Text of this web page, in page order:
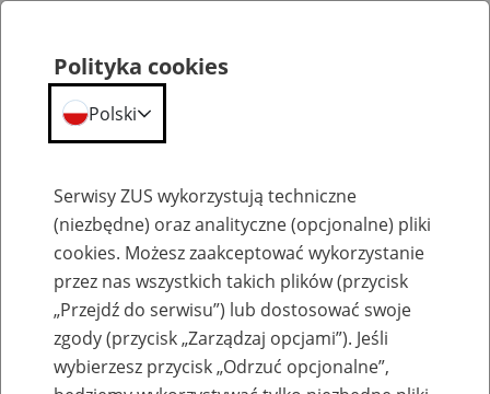
Szkolenia
Polityka cookies
Polski
Serwisy ZUS wykorzystują techniczne
(niezbędne) oraz analityczne (opcjonalne) pliki
cookies. Możesz zaakceptować wykorzystanie
przez nas wszystkich takich plików (przycisk
„Przejdź do serwisu”) lub dostosować swoje
zgody (przycisk „Zarządzaj opcjami”). Jeśli
wybierzesz przycisk „Odrzuć opcjonalne”,